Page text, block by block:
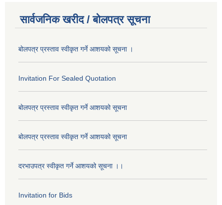
सार्वजनिक खरीद / बोलपत्र सूचना
बोलपत्र प्रस्ताव स्वीकृत गर्ने आशयको सूचना ।
Invitation For Sealed Quotation
बोलपत्र प्रस्ताव स्वीकृत गर्ने आशयको सूचना
बोलपत्र प्रस्ताव स्वीकृत गर्ने आशयको सूचना
दरभाउपत्र स्वीकृत गर्ने आशयको सूचना ।।
Invitation for Bids